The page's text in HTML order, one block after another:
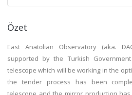
Özet
East Anatolian Observatory (aka.
supported by the Turkish
telescope which will be working in the
the tender process has been